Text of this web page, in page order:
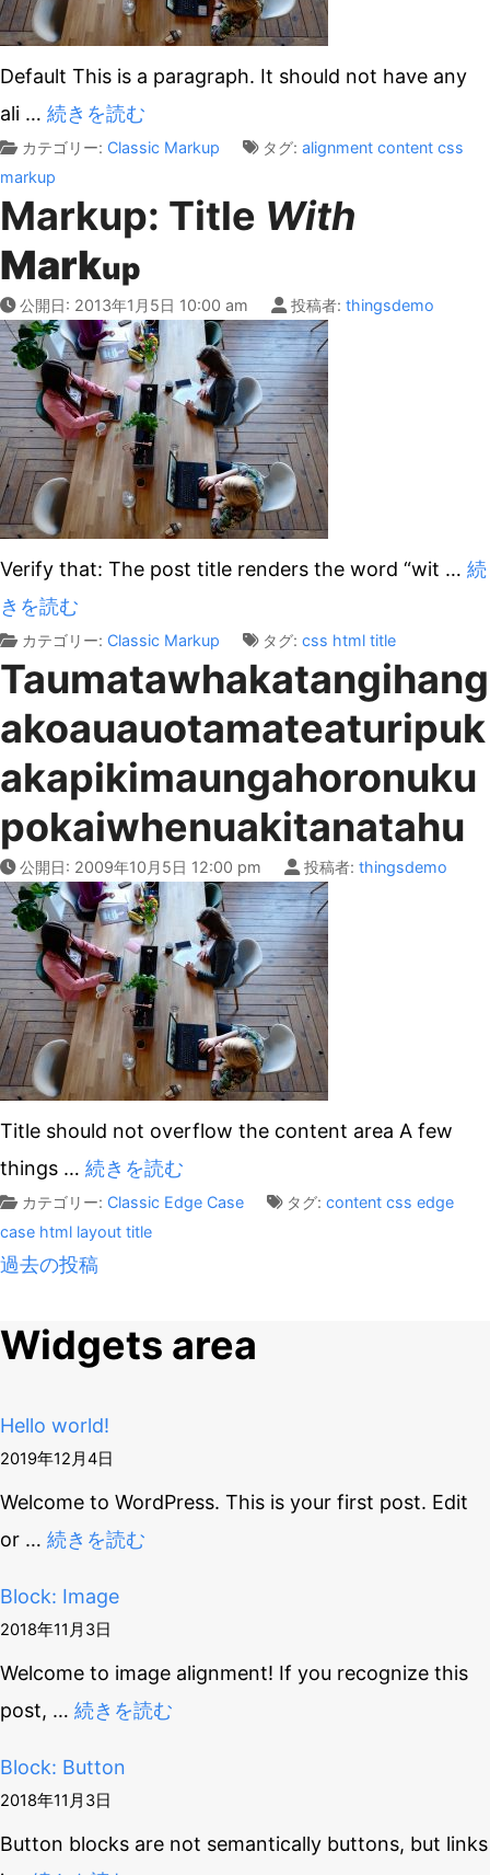
Default This is a paragraph. It should not have any
ali … 続きを読む
カテゴリー: Classic Markup タグ: alignment content css
markup
Markup: Title With
Markup
公開日: 2013年1月5日 10:00 am 投稿者: thingsdemo
Verify that: The post title renders the word “wit … 続
きを読む
カテゴリー: Classic Markup タグ: css html title
Taumatawhakatangihang
akoauauotamateaturipuk
akapikimaungahoronuku
pokaiwhenuakitanatahu
公開日: 2009年10月5日 12:00 pm 投稿者: thingsdemo
Title should not overflow the content area A few
things … 続きを読む
カテゴリー: Classic Edge Case タグ: content css edge
case html layout title
投
稿
ナ
ビ
ゲ
ー
ョ
ン
過去の投稿
Widgets area
Hello world!
2019年12月4日
Welcome to WordPress. This is your first post. Edit
or … 続きを読む
Block: Image
2018年11月3日
Welcome to image alignment! If you recognize this
post, … 続きを読む
Block: Button
2018年11月3日
Button blocks are not semantically buttons, but links